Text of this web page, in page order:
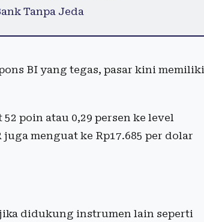
Tanpa Jeda
BI yang tegas, pasar kini memiliki
poin atau 0,29 persen ke level
menguat ke Rp17.685 per dolar
didukung instrumen lain seperti